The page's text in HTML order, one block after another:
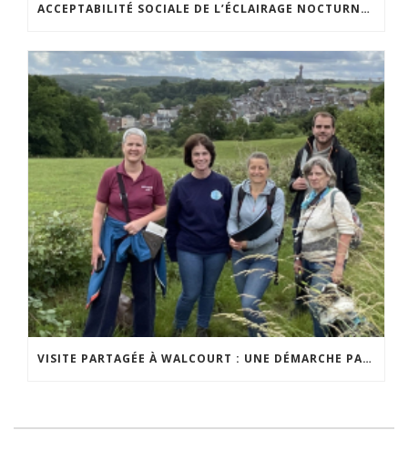
ACCEPTABILITÉ SOCIALE DE L’ÉCLAIRAGE NOCTURNE : LE REPLAY EST DISPONIBLE
VISITE PARTAGÉE À WALCOURT : UNE DÉMARCHE PARTICIPATIVE ANIMÉE PAR ESPACE ENVIRONNEMENT